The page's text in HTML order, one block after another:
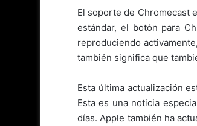
El soporte de Chromecast
estándar, el botón para
reproduciendo
también significa que
Esta última actualización
Esta es una noticia
días. Apple también ha